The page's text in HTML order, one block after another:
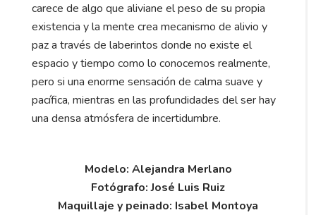
carece de algo que aliviane el peso de su propia
existencia y la mente crea mecanismo de alivio y
paz a través de laberintos donde no existe el
espacio y tiempo como lo conocemos realmente,
pero si una enorme sensación de calma suave y
pacífica, mientras en las profundidades del ser hay
una densa atmósfera de incertidumbre.
Modelo: Alejandra Merlano
Fotógrafo: José Luis Ruiz
Maquillaje y peinado: Isabel Montoya